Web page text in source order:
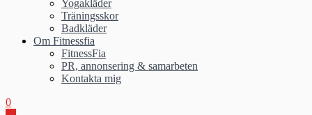
Yogakläder
Träningsskor
Badkläder
Om Fitnessfia
FitnessFia
PR, annonsering & samarbeten
Kontakta mig
0